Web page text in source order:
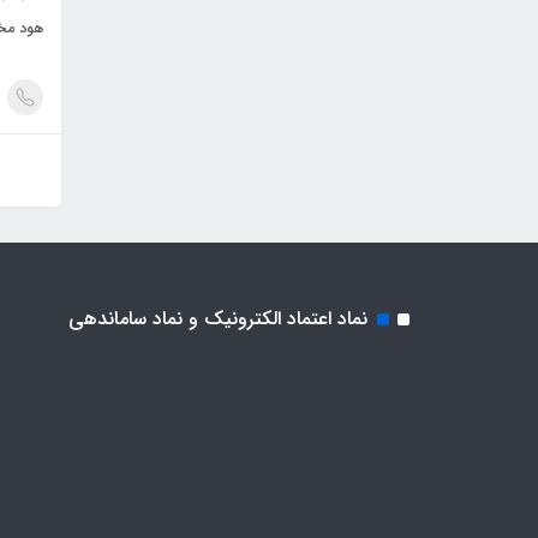
هود
نماد اعتماد الکترونیک و نماد ساماندهی